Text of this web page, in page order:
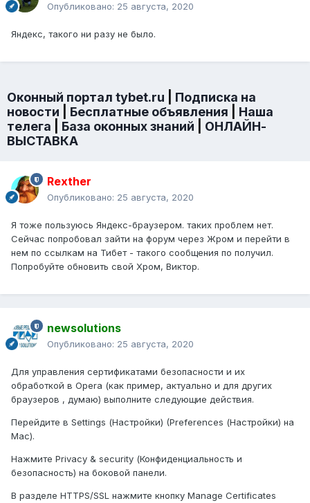
Опубликовано: 25 августа, 2020
Яндекс, такого ни разу не было.
Оконный портал tybet.ru
Подписка на
новости
Бесплатные объявления
Наша
телега
База оконных знаний
ОНЛАЙН-
ВЫСТАВКА
Rexther
Опубликовано: 25 августа, 2020
Я тоже пользуюсь Яндекс-браузером. таких проблем нет.
Сейчас попробовал зайти на форум через Жром и перейти в
нем по ссылкам на Тибет - такого сообщения по получил.
Попробуйте обновить свой Хром, Виктор.
newsolutions
Опубликовано: 25 августа, 2020
Для управления сертификатами безопасности и их
обработкой в Opera (как пример, актуально и для других
браузеров , думаю) выполните следующие действия.
Перейдите в Settings (Настройки) (Preferences (Настройки) на
Mac).
Нажмите Privacy & security (Конфиденциальность и
безопасность) на боковой панели.
В разделе HTTPS/SSL нажмите кнопку Manage Certificates